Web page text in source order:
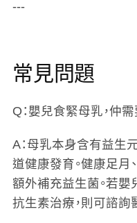
---
常見問題
Q：嬰兒食緊母乳，仲
A：母乳本身含有益生
道健康發育。健康足月
額外補充益生菌。若嬰
抗生素治療，則可諮詢